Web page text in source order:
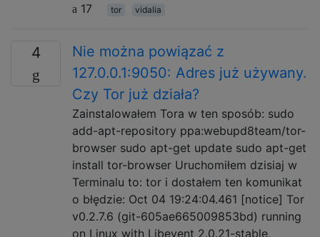
17
tor vidalia
4
Nie można powiązać z
127.0.0.1:9050: Adres już używany.
Czy Tor już działa?
Zainstalowałem Tora w ten sposób: sudo
add-apt-repository ppa:webupd8team/tor-
browser sudo apt-get update sudo apt-get
install tor-browser Uruchomiłem dzisiaj w
Terminalu to: tor i dostałem ten komunikat
o błędzie: Oct 04 19:24:04.461 [notice] Tor
v0.2.7.6 (git-605ae665009853bd) running
on Linux with Libevent 2.0.21-stable,